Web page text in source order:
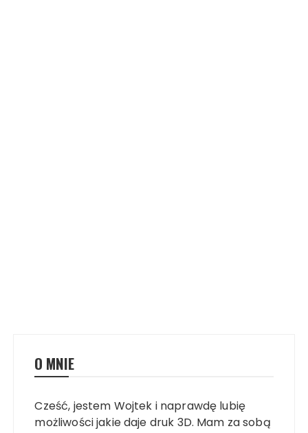
O MNIE
Cześć, jestem Wojtek i naprawdę lubię
możliwości jakie daje druk 3D. Mam za sobą